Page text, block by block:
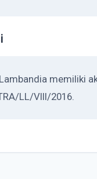
memiliki
LL/VIII/2016.